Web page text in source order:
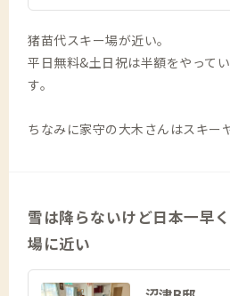
猪苗代スキー場が近い。
平日無料&土日祝は半額をやって
す。
ちなみに家守の大木さんはスキー
雪は降らないけど日本一早
場に近い